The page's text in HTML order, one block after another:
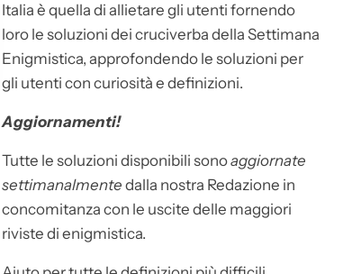
Italia è quella di allietare gli utenti fornendo
loro le soluzioni dei cruciverba della Settimana
Enigmistica, approfondendo le soluzioni per
gli utenti con curiosità e definizioni.
Aggiornamenti!
Tutte le soluzioni disponibili sonoaggiornate
settimanalmente dalla nostra Redazione in
concomitanza con le uscite delle maggiori
riviste di enigmistica.